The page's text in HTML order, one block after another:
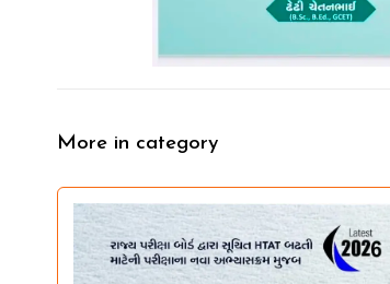
More in category